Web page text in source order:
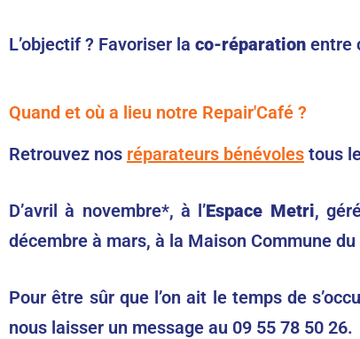
L’objectif ? Favoriser la co-réparation entre
Quand et où a lieu notre Repair'Café ?
Retrouvez nos réparateurs bénévoles tous
D’avril à novembre*, à l’Espace Metri,
décembre à mars, à la Maison Commune
Pour être sûr que l’on ait le temps de
nous laisser un message au 09 55 78 50 26.